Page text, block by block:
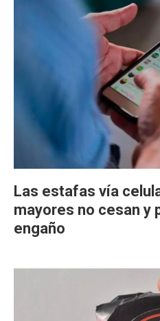
Las estafas vía
mayores no cesan y
engaño